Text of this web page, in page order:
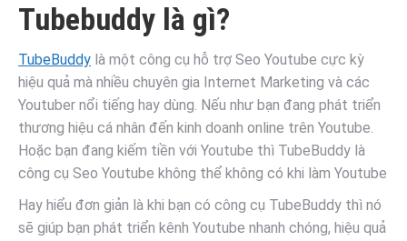
Tubebuddy là gì?
TubeBuddy là một công cụ hỗ trợ Seo Youtube cực kỳ
hiệu quả mà nhiều chuyên gia Internet Marketing và các
Youtuber nổi tiếng hay dùng. Nếu như bạn đang phát triển
thương hiệu cá nhân đến kinh doanh online trên Youtube.
Hoặc bạn đang kiếm tiền với Youtube thì TubeBuddy là
công cụ Seo Youtube không thể không có khi làm Youtube
Hay hiểu đơn giản là khi bạn có công cụ TubeBuddy thì nó
sẽ giúp bạn phát triển kênh Youtube nhanh chóng, hiệu quả